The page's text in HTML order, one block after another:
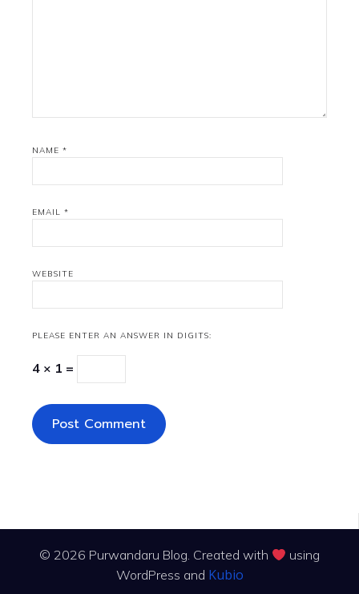
NAME *
EMAIL *
WEBSITE
PLEASE ENTER AN ANSWER IN DIGITS:
4 × 1 =
© 2026 Purwandaru Blog. Created with
using
WordPress and Kubio